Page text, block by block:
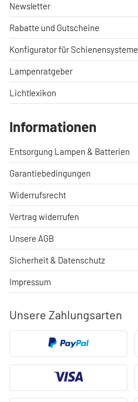
Unsere Zahlungsarten
Newsletter
Rabatte und Gutscheine
Konfigurator für Schienensysteme
Lampenratgeber
Lichtlexikon
Informationen
Entsorgung Lampen & Batterien
Garantiebedingungen
Widerrufsrecht
Vertrag widerrufen
Unsere AGB
Sicherheit & Datenschutz
Impressum